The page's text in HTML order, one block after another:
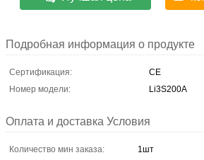
Подробная информация о продукте
Сертификация:
CE
Номер модели:
Li3S200A
Оплата и доставка Условия
Количество мин заказа:
1шт